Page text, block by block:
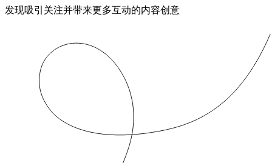
发现吸引关注并带来更多互动的内容创意